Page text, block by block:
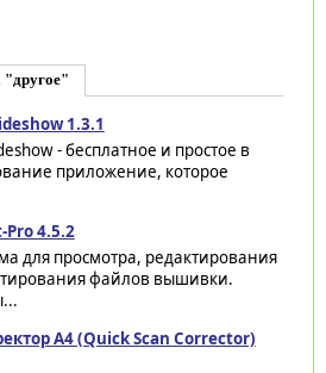
"другое"
1.3.1
- бесплатное и простое в
приложение, которое
Pro 4.5.2
для просмотра, редактирования
файлов вышивки.
А4 (Quick Scan Corrector)